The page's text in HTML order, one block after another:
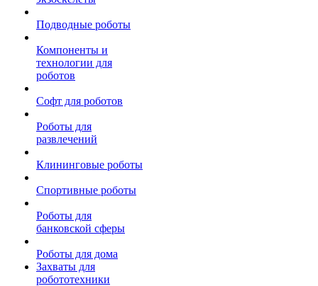
Подводные роботы
Компоненты и
технологии для
роботов
Софт для роботов
Роботы для
развлечений
Клининговые роботы
Спортивные роботы
Роботы для
банковской сферы
Роботы для дома
Захваты для
робототехники